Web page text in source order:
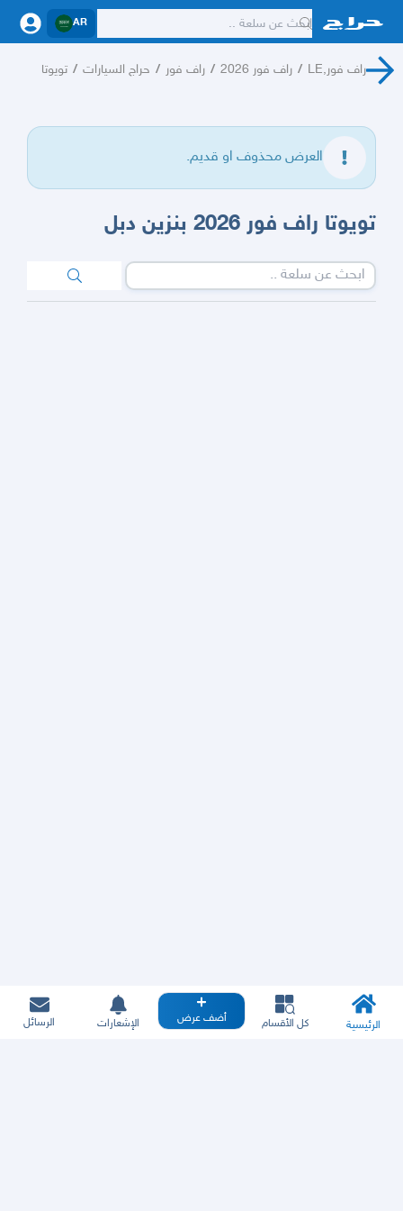
AR
راف فور,LE / راف فور 2026 / راف فور / حراج السيارات / تويوتا
العرض محذوف او قديم.
تويوتا راف فور 2026 بنزين دبل
الرئيسية كل الأقسام أضف عرض الإشعارات الرسائل